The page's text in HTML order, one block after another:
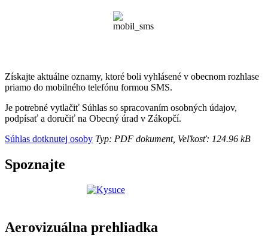
Získajte aktuálne oznamy, ktoré boli vyhlásené v obecnom rozhlase
priamo do mobilného telefónu formou SMS.
Je potrebné vytlačiť Súhlas so spracovaním osobných údajov,
podpísať a doručiť na Obecný úrad v Zákopčí.
Súhlas dotknutej osoby Typ: PDF dokument, Veľkosť: 124.96 kB
Spoznajte
Aerovizuálna prehliadka